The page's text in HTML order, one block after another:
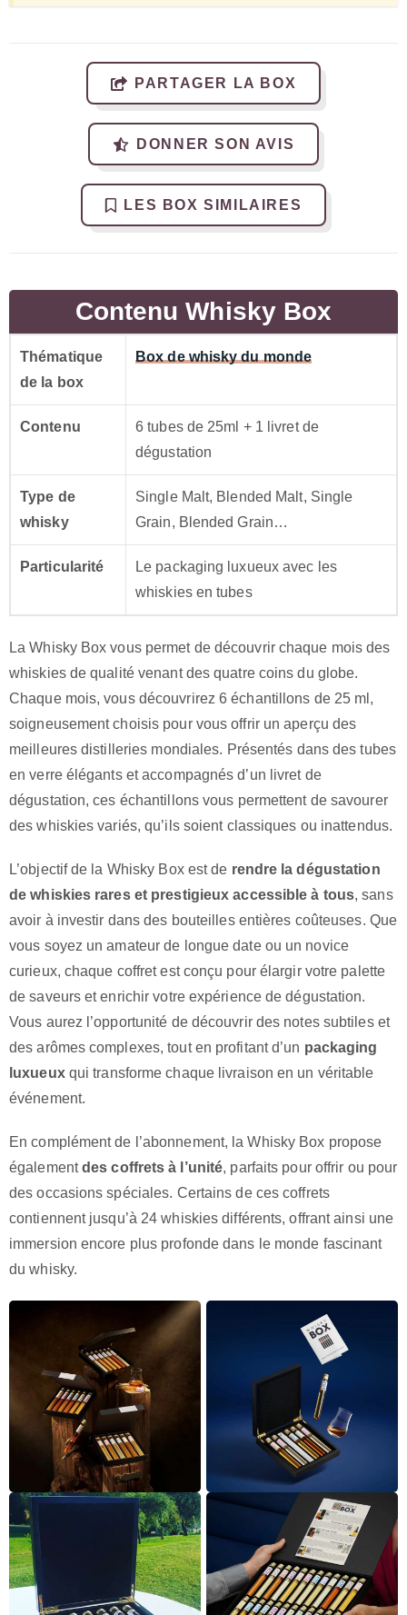
PARTAGER LA BOX
DONNER SON AVIS
LES BOX SIMILAIRES
Contenu Whisky Box
Thématique
de la box
Box de whisky du monde
Contenu
6 tubes de 25ml + 1 livret de
dégustation
Type de
whisky
Single Malt, Blended Malt, Single
Grain, Blended Grain…
Particularité
Le packaging luxueux avec les
whiskies en tubes
La Whisky Box vous permet de découvrir chaque mois des
whiskies de qualité venant des quatre coins du globe.
Chaque mois, vous découvrirez 6 échantillons de 25 ml,
soigneusement choisis pour vous offrir un aperçu des
meilleures distilleries mondiales. Présentés dans des tubes
en verre élégants et accompagnés d’un livret de
dégustation, ces échantillons vous permettent de savourer
des whiskies variés, qu’ils soient classiques ou inattendus.
L’objectif de la Whisky Box est de rendre la dégustation
de whiskies rares et prestigieux accessible à tous, sans
avoir à investir dans des bouteilles entières coûteuses. Que
vous soyez un amateur de longue date ou un novice
curieux, chaque coffret est conçu pour élargir votre palette
de saveurs et enrichir votre expérience de dégustation.
Vous aurez l’opportunité de découvrir des notes subtiles et
des arômes complexes, tout en profitant d’un packaging
luxueuxqui transforme chaque livraison en un véritable
événement.
En complément de l’abonnement, la Whisky Box propose
égalementdes coffrets à l’unité, parfaits pour offrir ou pour
des occasions spéciales. Certains de ces coffrets
contiennent jusqu’à 24 whiskies différents, offrant ainsi une
immersion encore plus profonde dans le monde fascinant
du whisky.